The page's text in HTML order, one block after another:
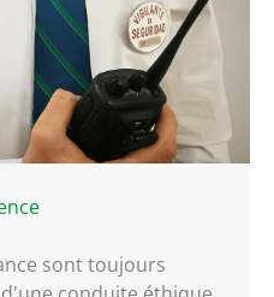
sont toujours